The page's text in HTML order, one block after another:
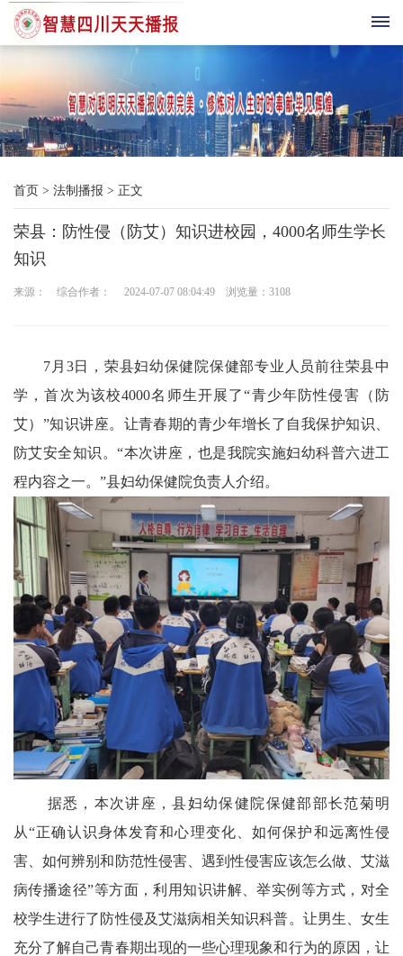
首
综
合
播
三
农
智
慧
教
育
关
工
四
川
科
首页 > 法制播报 > 正文
荣县：防性侵（防艾）知识进校园，4000名师生学长
知识
来源： 综合作者： 2024-07-07 08:04:49 浏览量： 3108
7月3日，荣县妇幼保健院保健部专业人员前往荣县中
学，首次为该校4000名师生开展了“青少年防性侵害（防
艾）”知识讲座。让青春期的青少年增长了自我保护知识、
防艾安全知识。“本次讲座，也是我院实施妇幼科普六进工
程内容之一。”县妇幼保健院负责人介绍。
据悉，本次讲座，县妇幼保健院保健部部长范菊明
从“正确认识身体发育和心理变化、如何保护和远离性侵
害、如何辨别和防范性侵害、遇到性侵害应该怎么做、艾滋
病传播途径”等方面，利用知识讲解、举实例等方式，对全
校学生进行了防性侵及艾滋病相关知识科普。让男生、女生
充分了解自己青春期出现的一些心理现象和行为的原因，让